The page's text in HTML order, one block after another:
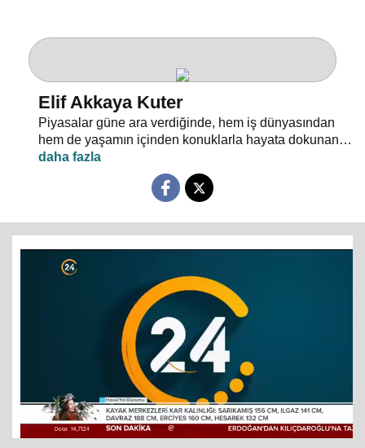
Elif Akkaya Kuter
Piyasalar güne ara verdiğinde, hem iş dünyasından
hem de yaşamın içinden konuklarla hayata dokunan
gelişmelerin ekonomik boyutu "Kahve Molası"nda